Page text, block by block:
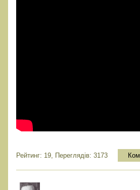
Рейтинг: 19, Переглядів: 3173